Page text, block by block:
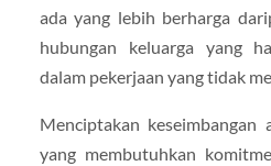
ada yang lebih berharga
hubungan keluarga yang
dalam pekerjaan yang tidak
Menciptakan keseimbangan
yang membutuhkan